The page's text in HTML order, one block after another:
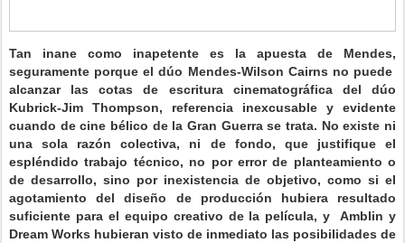
Tan inane como inapetente es la apuesta de Mendes,
seguramente porque el dúo Mendes-Wilson Cairns no puede
alcanzar las cotas de escritura cinematográfica del dúo
Kubrick-Jim Thompson, referencia inexcusable y evidente
cuando de cine bélico de la Gran Guerra se trata. No existe ni
una sola razón colectiva, ni de fondo, que justifique el
espléndido trabajo técnico, no por error de planteamiento o
de desarrollo, sino por inexistencia de objetivo, como si el
agotamiento del diseño de producción hubiera resultado
suficiente para el equipo creativo de la película, y Amblin y
Dream Works hubieran visto de inmediato las posibilidades de